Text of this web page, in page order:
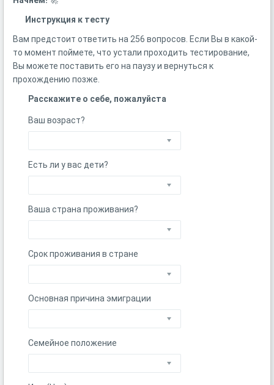
Инструкция к тесту
Вам предстоит ответить на 256 вопросов. Если Вы в какой-
то момент поймете, что устали проходить тестирование,
Вы можете поставить его на паузу и вернуться к
прохождению позже.
Расскажите о себе, пожалуйста
Ваш возраст?
Есть ли у вас дети?
Ваша страна проживания?
Срок проживания в стране
Основная причина эмиграции
Семейное положение